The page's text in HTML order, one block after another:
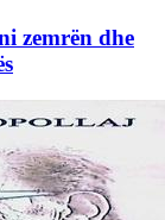
zemrën dhe